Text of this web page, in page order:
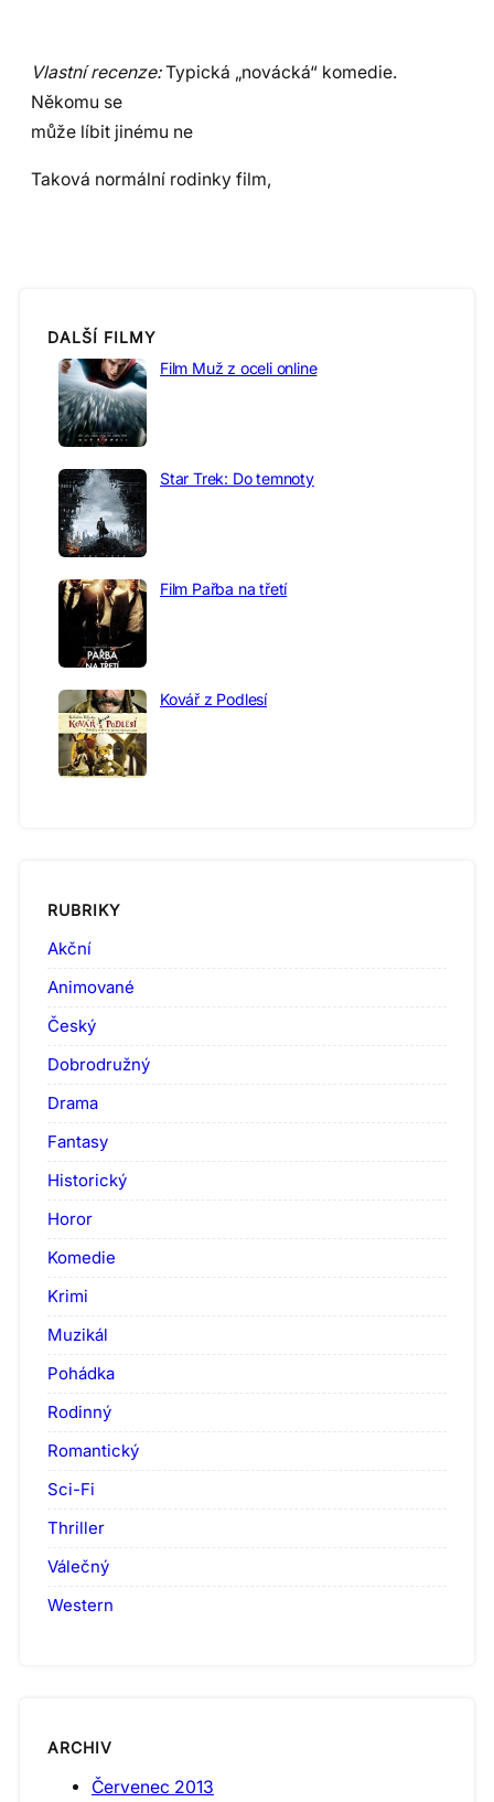
Vlastní recenze:Typická „novácká“ komedie.
Někomu se
může líbit jinému ne
Taková normální rodinky film,
DALŠÍ FILMY
Film Muž z oceli online
Star Trek: Do temnoty
Film Pařba na třetí
Kovář z Podlesí
RUBRIKY
Akční
Animované
Český
Dobrodružný
Drama
Fantasy
Historický
Horor
Komedie
Krimi
Muzikál
Pohádka
Rodinný
Romantický
Sci-Fi
Thriller
Válečný
Western
ARCHIV
Červenec 2013